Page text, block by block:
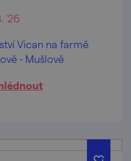
'26
Vican na farmě
- Mušlově